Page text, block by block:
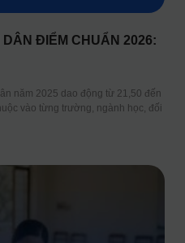
DÂN ĐIỂM CHUẨN 2026:
năm 2025 dao động từ 21,50 đến
vào từng trường, ngành học, đối